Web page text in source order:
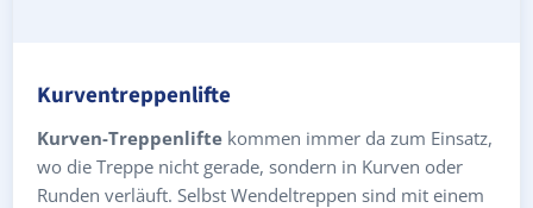
Kurventreppenlifte
Kurven-Treppenlifte kommen immer da zum Einsatz,
wo die Treppe nicht gerade, sondern in Kurven oder
Runden verläuft. Selbst Wendeltreppen sind mit einem